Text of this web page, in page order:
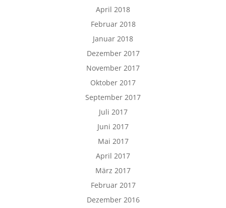
April 2018
Februar 2018
Januar 2018
Dezember 2017
November 2017
Oktober 2017
September 2017
Juli 2017
Juni 2017
Mai 2017
April 2017
März 2017
Februar 2017
Dezember 2016